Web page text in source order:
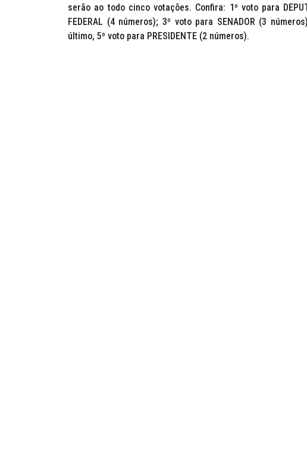
serão ao todo cinco votações. Confira: 1º voto para
FEDERAL (4 números); 3º voto para SENADOR (3
último, 5º voto para PRESIDENTE (2 números).